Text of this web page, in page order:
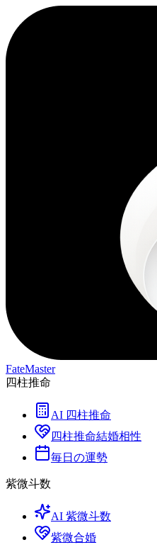
FateMaster
四柱推命
AI 四柱推命
四柱推命結婚相性
毎日の運勢
紫微斗数
AI 紫微斗数
紫微合婚